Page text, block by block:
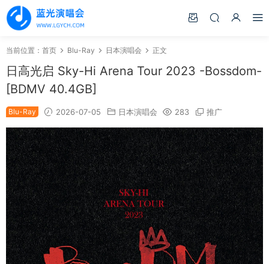
当前位置： 首页 Blu-Ray 日本演唱会 正文
日高光启 Sky-Hi Arena Tour 2023 -Bossdom-
[BDMV 40.4GB]
Blu-Ray 2026-07-05 日本演唱会 283 推广